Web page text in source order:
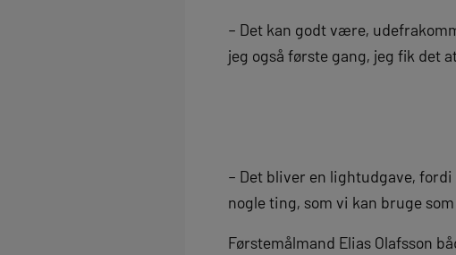
– Det kan godt være,
jeg også første gang, jeg fik det
– Det bliver en lightudgave,
nogle ting, som vi kan bruge
Førstemålmand Elias Olafsson